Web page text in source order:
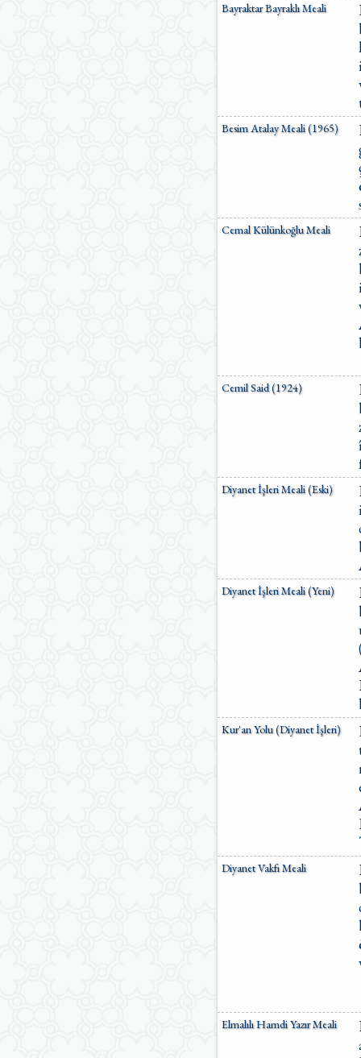
Bayraktar Bayraklı Meali
Besim Atalay Meali (1965)
Cemal Külünkoğlu Meali
Cemil Said (1924)
Diyanet İşleri Meali (Eski)
Diyanet İşleri Meali (Yeni)
Kur'an Yolu (Diyanet İşleri)
Diyanet Vakfı Meali
Elmalılı Hamdi Yazır Meali